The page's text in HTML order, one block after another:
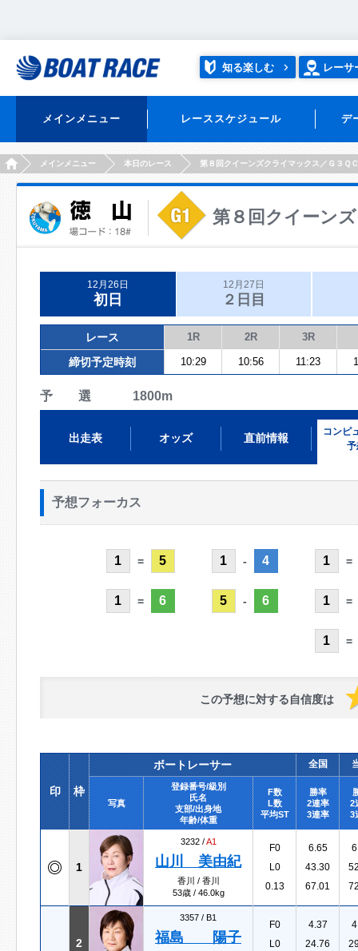
知る楽しむ レーサ
メインメニュー レーススケジュール デ
HOMEメインメニュー 本日のレース 第８回クイーンズクライマックス／Ｇ３Ｑ
第８回クイーン
12月26日
初日
12月27日
２日目
レース 1R 2R 3R
締切予定時刻 10:29 10:56 11:23
予 選 1800m
出走表 オッズ 直前情報
コンピ
予
予想フォーカス
1 = 5
1 = 6
1 - 4
5 - 6
1 =
1 =
1 =
この予想に対する自信度は
印 枠
ボートレーサー 全国
写真
登録番号/級別
氏名
支部/出身地
年齢/体重
F数
L数
平均ST
勝率
2連率
3連率
2
3
1
3232 /A1
山川 美由紀
香川 / 香川
53歳 / 46.0kg
F0
L0
0.13
6.65
43.30
67.01
2
3357 / B1
福島 陽子
F0
L0
4.37
24.76